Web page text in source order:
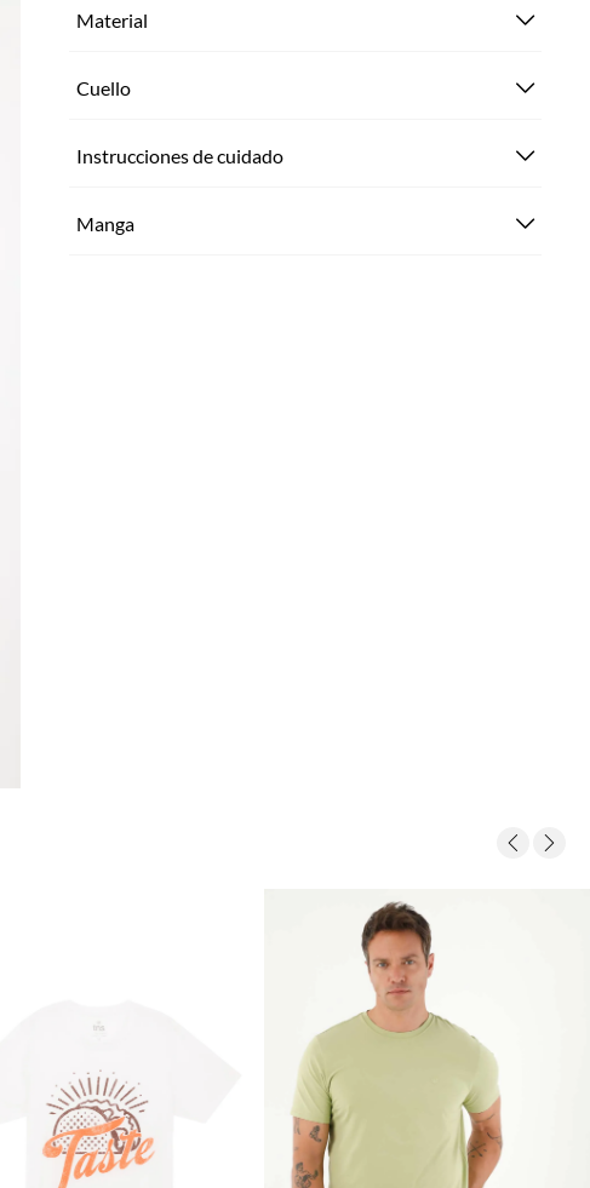
Material
Cuello
Instrucciones de cuidado
Manga